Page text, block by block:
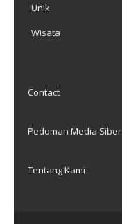
Unik
Wisata
Contact
Pedoman Media Siber
Tentang Kami